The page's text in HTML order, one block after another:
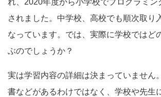
れ、2020年度から小学校でプログラミン
されました。中学校、高校でも順次取り
なっています。では、実際に学校ではど
ぶのでしょうか？
実は学習内容の詳細は決まっていません
書などがあるわけではなく、学校や先生